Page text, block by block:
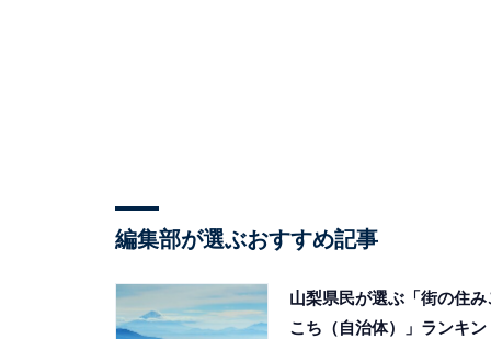
編集部が選ぶおすすめ記事
山梨県民が選ぶ「街の住み
こち（自治体）」ランキン